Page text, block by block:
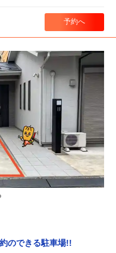
予約へ
のできる駐車場!!